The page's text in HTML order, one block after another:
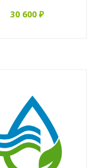
30 600 ₽